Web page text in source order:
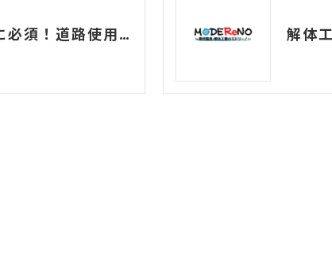
名古屋市での解体工事に必須！道路使用許可の申請とスムーズな取得方法 解体